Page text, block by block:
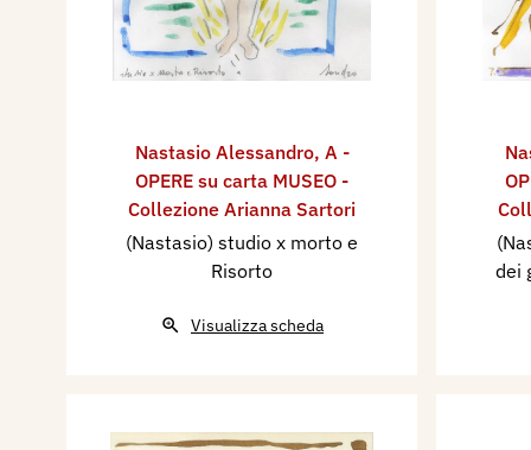
Nastasio Alessandro, A -
OPERE su carta MUSEO -
Collezione Arianna Sartori
(Nastasio) studio x morto e
Risorto
Visualizza scheda
dei